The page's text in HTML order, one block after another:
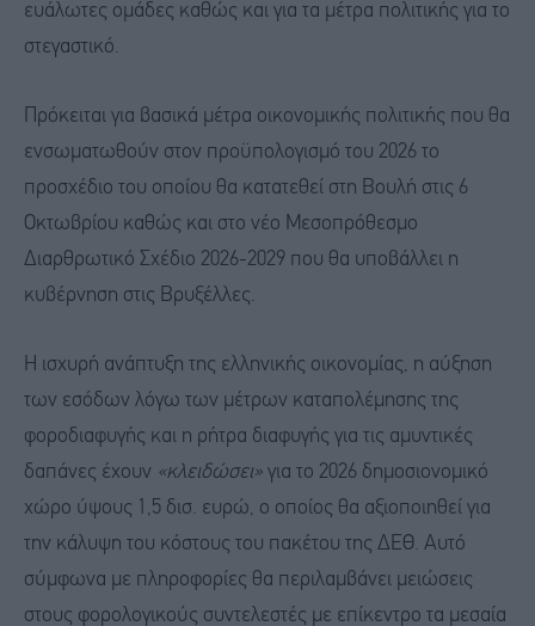
ευάλωτες ομάδες καθώς και για τα μέτρα πολιτικής για το
στεγαστικό.
Πρόκειται για βασικά μέτρα οικονομικής πολιτικής που θα
ενσωματωθούν στον προϋπολογισμό του 2026 το
προσχέδιο του οποίου θα κατατεθεί στη Βουλή στις 6
Οκτωβρίου καθώς και στο νέο Μεσοπρόθεσμο
Διαρθρωτικό Σχέδιο 2026-2029 που θα υποβάλλει η
κυβέρνηση στις Βρυξέλλες.
Η ισχυρή ανάπτυξη της ελληνικής οικονομίας, η αύξηση
των εσόδων λόγω των μέτρων καταπολέμησης της
φοροδιαφυγής και η ρήτρα διαφυγής για τις αμυντικές
δαπάνες έχουν «κλειδώσει» για το 2026 δημοσιονομικό
χώρο ύψους 1,5 δισ. ευρώ, ο οποίος θα αξιοποιηθεί για
την κάλυψη του κόστους του πακέτου της ΔΕΘ. Αυτό
σύμφωνα με πληροφορίες θα περιλαμβάνει μειώσεις
στους φορολογικούς συντελεστές με επίκεντρο τα μεσαία